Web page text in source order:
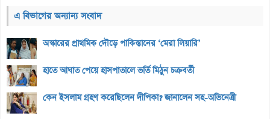
এ বিভাগের অন্যান্য সংবাদ
অস্কারের প্রাথমিক দৌড়ে পাকিস্তানের ‘মেরা লিয়ারি’
হাতে আঘাত পেয়ে হাসপাতালে ভর্তি মিঠুন চক্রবর্তী
কেন ইসলাম গ্রহণ করেছিলেন দীপিকা? জানালেন সহ-অভিনেত্রী